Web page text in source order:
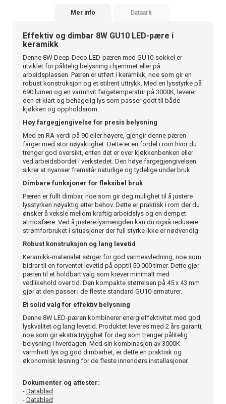
Mer info Dataark
Effektiv og dimbar 8W GU10 LED-pære i
keramikk
Denne 8W Deep-Deco LED-pæren med GU10-sokkel er
utviklet for pålitelig belysning i hjemmet eller på
arbeidsplassen. Pæren er utført i keramikk, noe som gir en
robust konstruksjon og et stilrent uttrykk. Med en lysstyrke på
690 lumen og en varmhvit fargetemperatur på 3000K, leverer
den et klart og behagelig lys som passer godt til både
kjøkken og oppholdsrom.
Høy fargegjengivelse for presis belysning
Med en RA-verdi på 90 eller høyere, gjengir denne pæren
farger med stor nøyaktighet. Dette er en fordel i rom hvor du
trenger god oversikt, enten det er over kjøkkenbenken eller
ved arbeidsbordet i verkstedet. Den høye fargegjengivelsen
sikrer at nyanser fremstår naturlige og tydelige under bruk.
Dimbare funksjoner for fleksibel bruk
Pæren er fullt dimbar, noe som gir deg mulighet til å justere
lysstyrken nøyaktig etter behov. Dette er praktisk i rom der du
ønsker å veksle mellom kraftig arbeidslys og en dempet
atmosfære. Ved å justere lysmengden kan du også redusere
strømforbruket i situasjoner der full styrke ikke er nødvendig.
Robust konstruksjon og lang levetid
Keramikk-materialet sørger for god varmeavledning, noe som
bidrar til en forventet levetid på opptil 50 000 timer. Dette gjør
pæren til et holdbart valg som krever minimalt med
vedlikehold over tid. Den kompakte størrelsen på 45 x 43 mm
gjør at den passer i de fleste standard GU10-armaturer.
Et solid valg for effektiv belysning
Denne 8W LED-pæren kombinerer energieffektivitet med god
lyskvalitet og lang levetid. Produktet leveres med 2 års garanti,
noe som gir ekstra trygghet for deg som trenger pålitelig
belysning i hverdagen. Med sin kombinasjon av 3000K
varmhvitt lys og god dimbarhet, er dette en praktisk og
økonomisk løsning for de fleste innendørs installasjoner.
Dokumenter og attester:
- Datablad
- Datablad